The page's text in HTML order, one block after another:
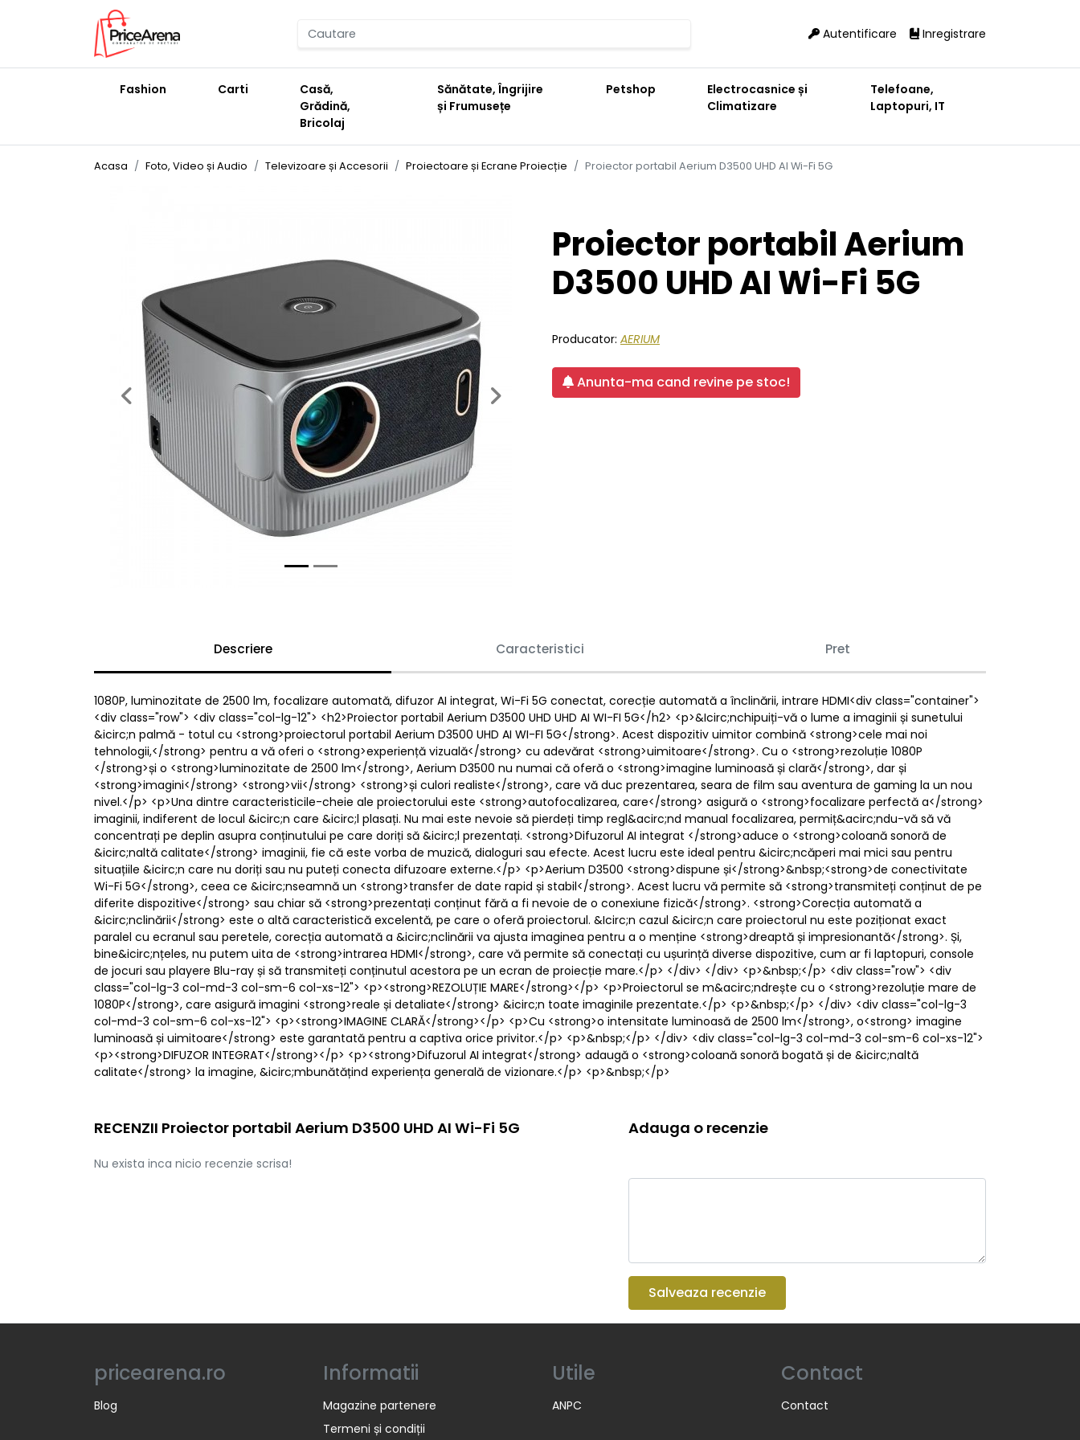
Autentificare Inregistrare
Fashion Carti
Casă,
Grădină,
Bricolaj
Sănătate, Îngrijire
și Frumusețe
Petshop
Electrocasnice și
Climatizare
Telefoane,
Laptopuri, IT
Acasa Foto, Video și Audio Televizoare și Accesorii Proiectoare și Ecrane Proiecție Proiector portabil Aerium D3500 UHD AI Wi-Fi 5G
Previous Next
Proiector portabil Aerium
D3500 UHD AI Wi-Fi 5G
Producator: AERIUM
Anunta-ma cand revine pe stoc!
Descriere Caracteristici Pret
1080P, luminozitate de 2500 lm, focalizare automată, difuzor AI integrat, Wi-Fi 5G conectat, corecție automată a înclinării, intrare HDMI<div class="container">
<div class="row"> <div class="col-lg-12"> <h2>Proiector portabil Aerium D3500 UHD UHD AI WI-FI 5G</h2> <p>&Icirc;nchipuiți-vă o lume a imaginii și sunetului
&icirc;n palmă - totul cu <strong>proiectorul portabil Aerium D3500 UHD AI WI-FI 5G</strong>. Acest dispozitiv uimitor combină <strong>cele mai noi
tehnologii,</strong> pentru a vă oferi o <strong>experiență vizuală</strong> cu adevărat <strong>uimitoare</strong>. Cu o <strong>rezoluție 1080P
</strong>și o <strong>luminozitate de 2500 lm</strong>, Aerium D3500 nu numai că oferă o <strong>imagine luminoasă și clară</strong>, dar și
<strong>imagini</strong> <strong>vii</strong> <strong>și culori realiste</strong>, care vă duc prezentarea, seara de film sau aventura de gaming la un nou
nivel.</p> <p>Una dintre caracteristicile-cheie ale proiectorului este <strong>autofocalizarea, care</strong> asigură o <strong>focalizare perfectă a</strong>
imaginii, indiferent de locul &icirc;n care &icirc;l plasați. Nu mai este nevoie să pierdeți timp regl&acirc;nd manual focalizarea, permiț&acirc;ndu-vă să vă
concentrați pe deplin asupra conținutului pe care doriți să &icirc;l prezentați. <strong>Difuzorul AI integrat </strong>aduce o <strong>coloană sonoră de
&icirc;naltă calitate</strong> imaginii, fie că este vorba de muzică, dialoguri sau efecte. Acest lucru este ideal pentru &icirc;ncăperi mai mici sau pentru
situațiile &icirc;n care nu doriți sau nu puteți conecta difuzoare externe.</p> <p>Aerium D3500 <strong>dispune și</strong>&nbsp;<strong>de conectivitate
Wi-Fi 5G</strong>, ceea ce &icirc;nseamnă un <strong>transfer de date rapid și stabil</strong>. Acest lucru vă permite să <strong>transmiteți conținut de pe
diferite dispozitive</strong> sau chiar să <strong>prezentați conținut fără a fi nevoie de o conexiune fizică</strong>. <strong>Corecția automată a
&icirc;nclinării</strong> este o altă caracteristică excelentă, pe care o oferă proiectorul. &Icirc;n cazul &icirc;n care proiectorul nu este poziționat exact
paralel cu ecranul sau peretele, corecția automată a &icirc;nclinării va ajusta imaginea pentru a o menține <strong>dreaptă și impresionantă</strong>. Și,
bine&icirc;nțeles, nu putem uita de <strong>intrarea HDMI</strong>, care vă permite să conectați cu ușurință diverse dispozitive, cum ar fi laptopuri, console
de jocuri sau playere Blu-ray și să transmiteți conținutul acestora pe un ecran de proiecție mare.</p> </div> </div> <p>&nbsp;</p> <div class="row"> <div
class="col-lg-3 col-md-3 col-sm-6 col-xs-12"> <p><strong>REZOLUȚIE MARE</strong></p> <p>Proiectorul se m&acirc;ndrește cu o <strong>rezoluție mare de
1080P</strong>, care asigură imagini <strong>reale și detaliate</strong> &icirc;n toate imaginile prezentate.</p> <p>&nbsp;</p> </div> <div class="col-lg-3
col-md-3 col-sm-6 col-xs-12"> <p><strong>IMAGINE CLARĂ</strong></p> <p>Cu <strong>o intensitate luminoasă de 2500 lm</strong>, o<strong> imagine
luminoasă și uimitoare</strong> este garantată pentru a captiva orice privitor.</p> <p>&nbsp;</p> </div> <div class="col-lg-3 col-md-3 col-sm-6 col-xs-12">
<p><strong>DIFUZOR INTEGRAT</strong></p> <p><strong>Difuzorul AI integrat</strong> adaugă o <strong>coloană sonoră bogată și de &icirc;naltă
calitate</strong> la imagine, &icirc;mbunătățind experiența generală de vizionare.</p> <p>&nbsp;</p>
RECENZII Proiector portabil Aerium D3500 UHD AI Wi-Fi 5G
Nu exista inca nicio recenzie scrisa!
Adauga o recenzie
Salveaza recenzie
pricearena.ro
Blog
Informatii
Magazine partenere
Termeni și condiții
Utile
ANPC
Contact
Contact